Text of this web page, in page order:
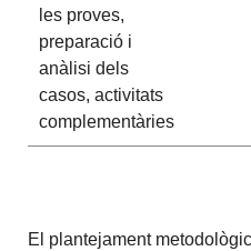
les proves,
preparació i
anàlisi dels
casos, activitats
complementàries
El plantejament